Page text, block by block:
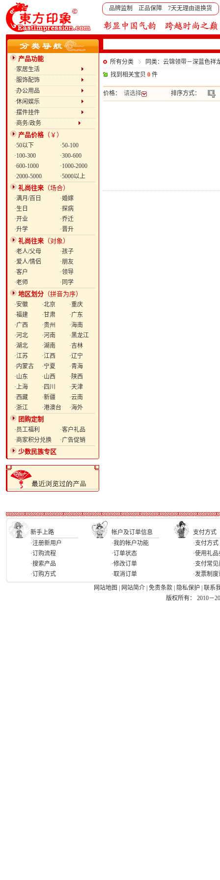
品牌监制 正品保障 7天无理由退换货
产品功能
·家居生活
·服饰配饰
·办公用品
·休闲娱乐
·摆件挂件
·商务/政务
产品价格（￥）
·50以下
·50-100
·100-300
·300-600
·600-1000
·1000-2000
·2000-5000
·5000以上
礼尚往来 （场合）
·满月/百日
·婚嫁
·生日
·探病
·开业
·乔迁
·升学
·晋升
礼尚往来 （对象）
·老人/父母
·孩子
·爱人/情侣
·朋友
·客户
·领导
·老师
·同学
地区划分 （拼音为序）
·安徽 ·北京
·重庆
·福建
·甘肃
·广东
·广西
·贵州
·海南
·河北
·河南
·黑龙江
·湖北
·湖南
·吉林
·江苏
·江西
·辽宁
·内蒙古
·宁夏
·青海
·山东
·山西
·陕西
·上海
·四川
·天津
·西藏
·新疆
·云南
·浙江
·港澳台 ·海外
团购定制
·员工福利
·客户礼品
·商家积分兑换
·广告促销
少数民族专区
所有分类
同类：云锦领带－深蓝色祥
找到相关宝贝 0 件
价格： 请选择 排序方式：
新手上路 帐户及订单信息
支付方式
·注册新用户
·订购流程
·搜索产品
·订购方式
·我的帐户功能
·订单状态
·修改订单
·取消订单
·支付方式
·使用礼品
·支付常
·发票制
网站地图
网站简介 免责条款 隐私保护
联系
版权所有： 2010－